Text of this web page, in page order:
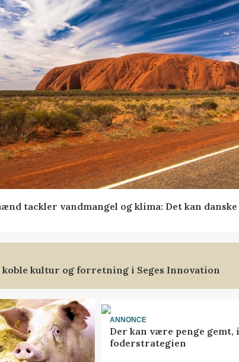
tackler vandmangel og klima: Det kan danske
koble kultur og forretning i Seges Innovation
ANNONCE
Der kan være penge gemt, i
foderstrategien